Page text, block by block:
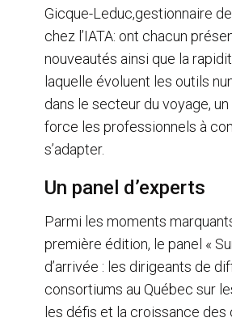
Gicque-Leduc,gestionnaire
chez l’IATA: ont chacun
nouveautés ainsi que la
laquelle évoluent les outils
dans le secteur du voyage, un
force les professionnels à
s’adapter.
Un panel d’experts
Parmi les moments
première édition, le panel «
d’arrivée : les dirigeants de
consortiums au Québec sur
les défis et la croissance des